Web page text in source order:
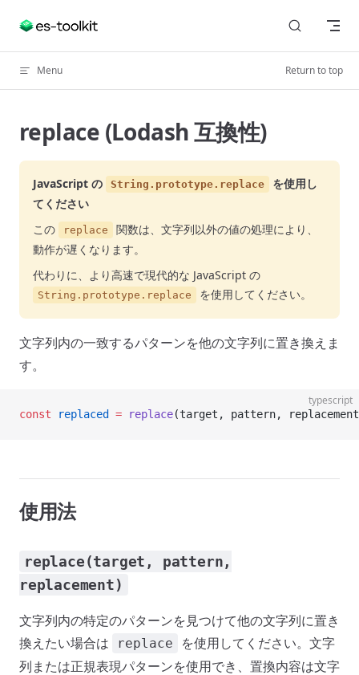
Skip to content
Menu Return to top
replace (Lodash 互換性)
JavaScript の String.prototype.replace
を使用し
てください
この
replace
関数は、文字列以外の値の処理により、
動作が遅くなります。
代わりに、より高速で現代的な JavaScript の
String.prototype.replace を使用してください。
文字列内の一致するパターンを他の文字列に置き換えま
す。
typescript
const replaced = replace(target, pattern,
使用法
replace(target, pattern,
replacement)
文字列内の特定のパターンを見つけて他の文字列に置き
換えたい場合は
replace
を使用してください。文字
列または正規表現パターンを使用でき、置換内容は文字